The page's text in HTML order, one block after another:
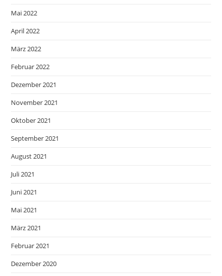
Mai 2022
April 2022
März 2022
Februar 2022
Dezember 2021
November 2021
Oktober 2021
September 2021
August 2021
Juli 2021
Juni 2021
Mai 2021
März 2021
Februar 2021
Dezember 2020